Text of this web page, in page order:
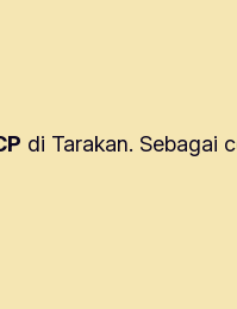
di Tarakan. Sebagai